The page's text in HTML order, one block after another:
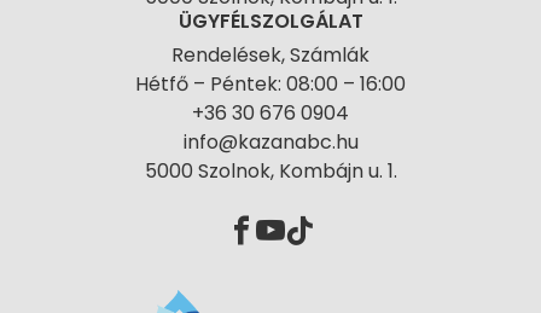
ÜGYFÉLSZOLGÁLAT
Rendelések, Számlák
Hétfő – Péntek: 08:00 – 16:00
+36 30 676 0904
info@kazanabc.hu
5000 Szolnok, Kombájn u. 1.